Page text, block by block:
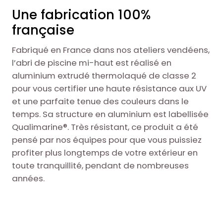
Une fabrication 100%
française
Fabriqué en France dans nos ateliers vendéens,
l’abri de piscine mi-haut est réalisé en
aluminium extrudé thermolaqué de classe 2
pour vous certifier une haute résistance aux UV
et une parfaite tenue des couleurs dans le
temps. Sa structure en aluminium est labellisée
Qualimarine®. Très résistant, ce produit a été
pensé par nos équipes pour que vous puissiez
profiter plus longtemps de votre extérieur en
toute tranquillité, pendant de nombreuses
années.